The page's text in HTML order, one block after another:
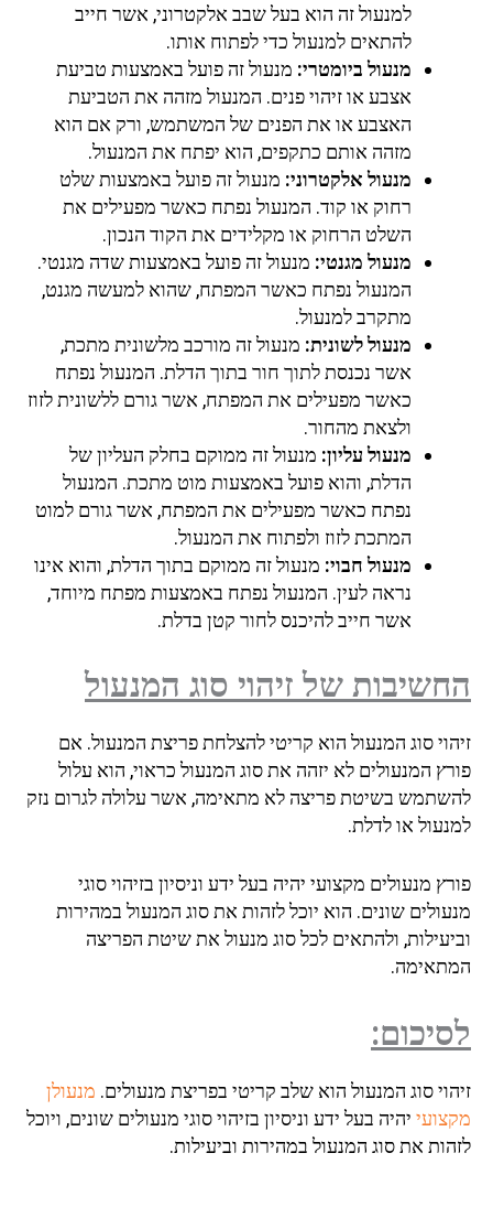
למנעול זה הוא בעל שבב אלקטרוני, אשר חייב
להתאים למנעול כדי לפתוח אותו.
מנעול ביומטרי: מנעול זה פועל באמצעות טביעת
אצבע או זיהוי פנים. המנעול מזהה את הטביעת
האצבע או את הפנים של המשתמש, ורק אם הוא
מזהה אותם כתקפים, הוא יפתח את המנעול.
מנעול אלקטרוני: מנעול זה פועל באמצעות שלט
רחוק או קוד. המנעול נפתח כאשר מפעילים את
השלט הרחוק או מקלידים את הקוד הנכון.
מנעול מגנטי: מנעול זה פועל באמצעות שדה מגנטי.
המנעול נפתח כאשר המפתח, שהוא למעשה מגנט,
מתקרב למנעול.
מנעול לשונית: מנעול זה מורכב מלשונית מתכת,
אשר נכנסת לתוך חור בתוך הדלת. המנעול נפתח
כאשר מפעילים את המפתח, אשר גורם ללשונית לזוז
ולצאת מהחור.
מנעול עליון: מנעול זה ממוקם בחלק העליון של
הדלת, והוא פועל באמצעות מוט מתכת. המנעול
נפתח כאשר מפעילים את המפתח, אשר גורם למוט
המתכת לזוז ולפתוח את המנעול.
מנעול חבוי: מנעול זה ממוקם בתוך הדלת, והוא אינו
נראה לעין. המנעול נפתח באמצעות מפתח מיוחד,
אשר חייב להיכנס לחור קטן בדלת.
החשיבות של זיהוי סוג המנעול
זיהוי סוג המנעול הוא קריטי להצלחת פריצת המנעול. אם
פורץ המנעולים לא יזהה את סוג המנעול כראוי, הוא עלול
להשתמש בשיטת פריצה לא מתאימה, אשר עלולה לגרום נזק
למנעול או לדלת.
פורץ מנעולים מקצועי יהיה בעל ידע וניסיון בזיהוי סוגי
מנעולים שונים. הוא יוכל לזהות את סוג המנעול במהירות
וביעילות, ולהתאים לכל סוג מנעול את שיטת הפריצה
המתאימה.
לסיכום:
זיהוי סוג המנעול הוא שלב קריטי בפריצת מנעולים. מנעולן
מקצועייהיה בעל ידע וניסיון בזיהוי סוגי מנעולים שונים, ויוכל
לזהות את סוג המנעול במהירות וביעילות.